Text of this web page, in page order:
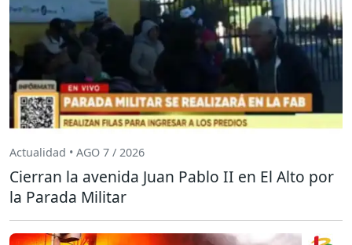
Actualidad • AGO 7 / 2026
Cierran la avenida Juan Pablo II en El Alto por
la Parada Militar